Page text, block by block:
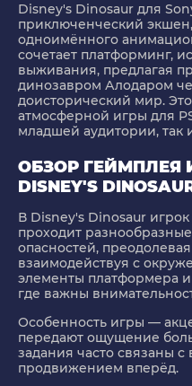
Disney's Dinosaur для
приключенческий
одноимённого
сочетает платформинг,
выживания, предлагая
динозавром Алодаром
доисторический мир.
атмосферной игры для
младшей аудитории, так
ОБЗОР ГЕЙМПЛЕЯ
DISNEY'S
В Disney's Dinosaur
проходит
опасностей,
взаимодействуя с
элементы платформера
где важны
Особенность игры —
передают ощущение
задания часто связаны
продвижением вперёд.